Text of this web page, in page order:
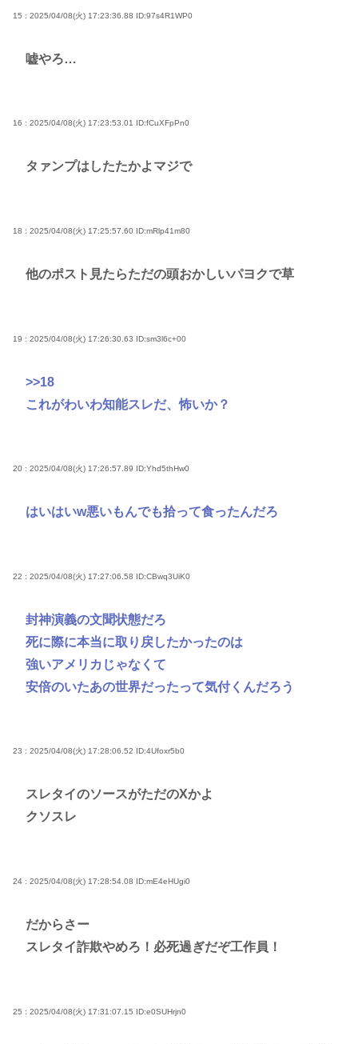
15 : 2025/04/08(火) 17:23:36.88 ID:97s4R1WP0
嘘やろ…
16 : 2025/04/08(火) 17:23:53.01 ID:fCuXFpPn0
タァンプはしたたかよマジで
18 : 2025/04/08(火) 17:25:57.60 ID:mRlp41m80
他のポスト見たらただの頭おかしいパヨクで草
19 : 2025/04/08(火) 17:26:30.63 ID:sm3l6c+00
>>18
これがわいわ知能スレだ、怖いか？
20 : 2025/04/08(火) 17:26:57.89 ID:Yhd5thHw0
はいはいw悪いもんでも拾って食ったんだろ
22 : 2025/04/08(火) 17:27:06.58 ID:CBwq3UiK0
封神演義の文聞状態だろ
死に際に本当に取り戻したかったのは
強いアメリカじゃなくて
安倍のいたあの世界だったって気付くんだろう
23 : 2025/04/08(火) 17:28:06.52 ID:4Ufoxr5b0
スレタイのソースがただのXかよ
クソスレ
24 : 2025/04/08(火) 17:28:54.08 ID:mE4eHUgi0
だからさー
スレタイ詐欺やめろ！必死過ぎだぞ工作員！
25 : 2025/04/08(火) 17:31:07.15 ID:e0SUHrjn0